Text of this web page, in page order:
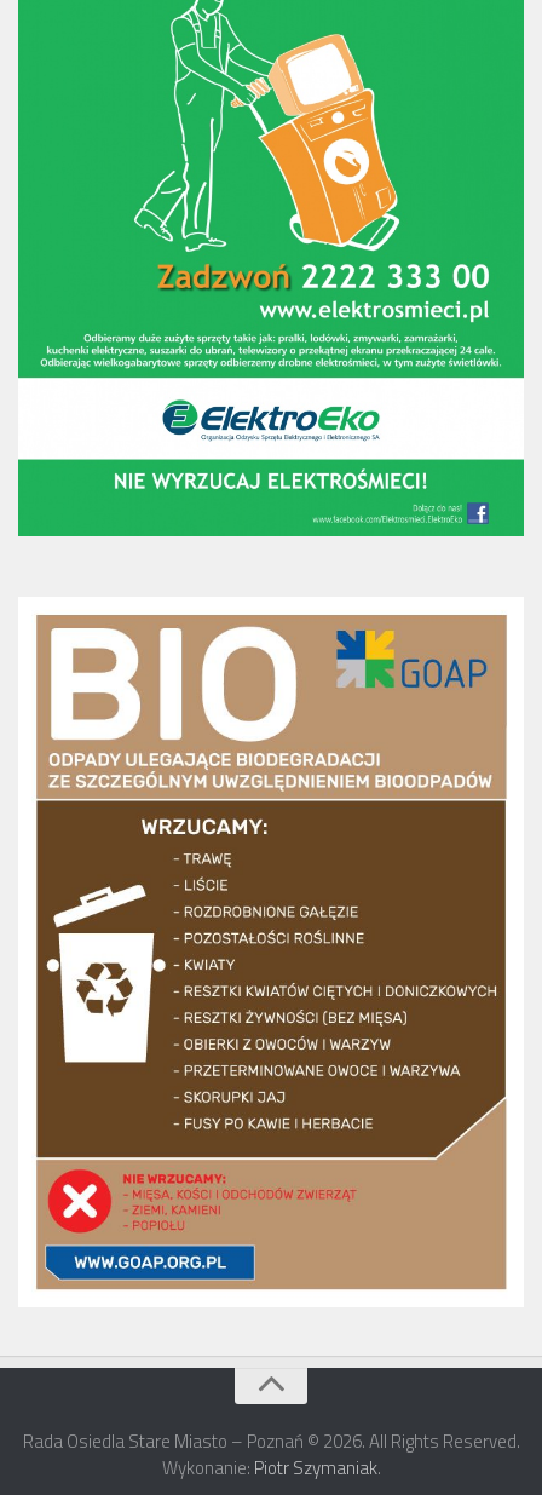
Rada Osiedla Stare Miasto – Poznań © 2026. All Rights Reserved.
Wykonanie: Piotr Szymaniak.